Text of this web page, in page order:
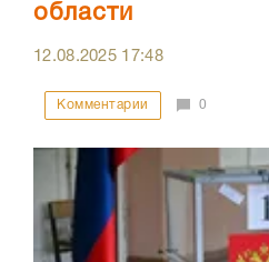
области
12.08.2025 17:48
Комментарии 0